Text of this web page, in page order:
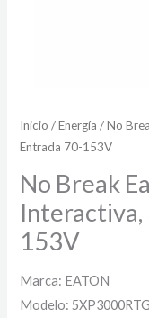
Inicio /Energía / No
Entrada 70-153V
No Break
Interactiva,
153V
Marca: EATON
Modelo: